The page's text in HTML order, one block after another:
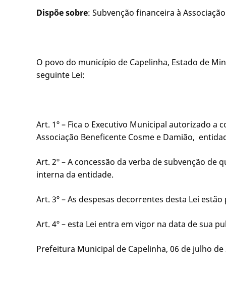
Dispõe sobre: Subvenção financeira à
O povo do município de Capelinha, Estado de
seguinte Lei:
Art. 1º – Fica o Executivo Municipal autorizado
Associação Beneficente Cosme e Damião,
Art. 2º – A concessão da verba de subvenção
interna da entidade.
Art. 3º – As despesas decorrentes desta Lei
Art. 4º – esta Lei entra em vigor na data de sua
Prefeitura Municipal de Capelinha, 06 de julho de